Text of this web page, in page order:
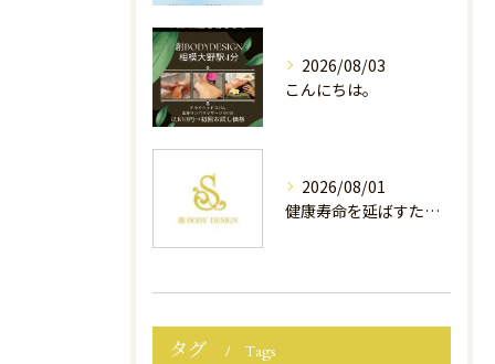
2026/08/03
こんにちは。
2026/08/01
健康寿命を延ばすために、今できること
タグ Tags